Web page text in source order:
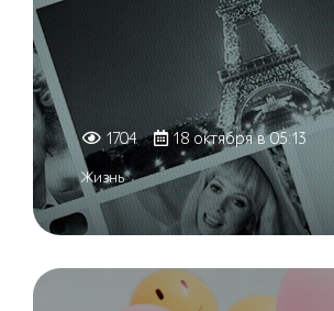
1704 18 октября в 05:13
Жизнь